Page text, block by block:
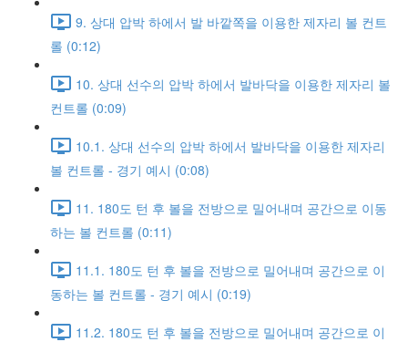
9. 상대 압박 하에서 발 바깥쪽을 이용한 제자리 볼 컨트
롤 (0:12)
10. 상대 선수의 압박 하에서 발바닥을 이용한 제자리 볼
컨트롤 (0:09)
10.1. 상대 선수의 압박 하에서 발바닥을 이용한 제자리
볼 컨트롤 - 경기 예시 (0:08)
11. 180도 턴 후 볼을 전방으로 밀어내며 공간으로 이동
하는 볼 컨트롤 (0:11)
11.1. 180도 턴 후 볼을 전방으로 밀어내며 공간으로 이
동하는 볼 컨트롤 - 경기 예시 (0:19)
11.2. 180도 턴 후 볼을 전방으로 밀어내며 공간으로 이